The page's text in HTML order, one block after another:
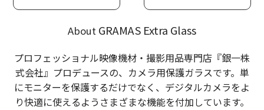
About GRAMAS Extra Glass
プロフェッショナル映像機材・撮影用品専門店『銀一株
式会社』プロデュースの、カメラ用保護ガラスです。単
にモニターを保護するだけでなく、デジタルカメラをよ
り快適に使えるようさまざまな機能を付加しています。